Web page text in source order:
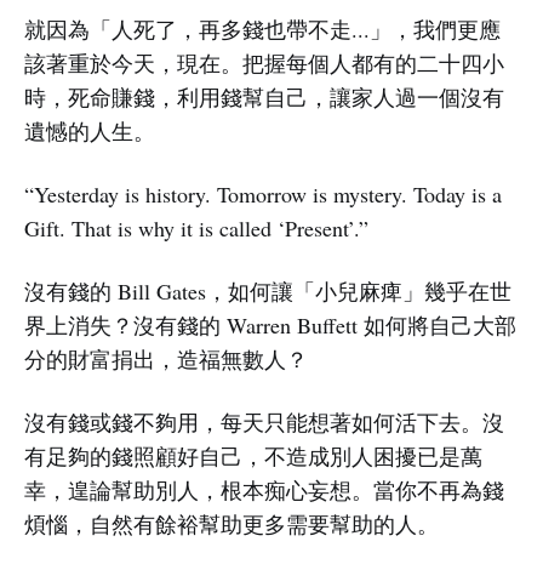
就因為「人死了，再多錢也帶不走...」，我們更應
該著重於今天，現在。把握每個人都有的二十四小
時，死命賺錢，利用錢幫自己，讓家人過一個沒有
遺憾的人生。
“Yesterday is history. Tomorrow is mystery. Today is a
Gift. That is why it is called ‘Present’.”
沒有錢的 Bill Gates，如何讓「小兒麻痺」幾乎在世
界上消失？沒有錢的 Warren Buffett 如何將自己大部
分的財富捐出，造福無數人？
沒有錢或錢不夠用，每天只能想著如何活下去。沒
有足夠的錢照顧好自己，不造成別人困擾已是萬
幸，遑論幫助別人，根本痴心妄想。當你不再為錢
煩惱，自然有餘裕幫助更多需要幫助的人。